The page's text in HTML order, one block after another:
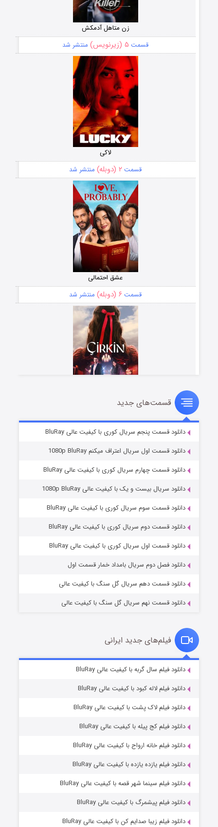
زن متاهل آدمکش
قسمت ۵ (زیرنویس) منتشر شد
لاکی
قسمت ۲ (دوبله) منتشر شد
عشق احتمالی
قسمت ۶ (دوبله) منتشر شد
سریال زشت
قسمت۵ (زیرنویس) منتشر شد
وستی ها
قسمت۱ (زیرنویس) منتشر شد
قسمت۶ (زیرنویس) منتشر شد
قسمت‌های جدید
دانلود قسمت پنجم سریال کوری با کیفیت عالی BluRay
دانلود قسمت اول سریال اعتراف میکنم 1080p BluRay
دانلود قسمت چهارم سریال کوری با کیفیت عالی BluRay
دانلود سریال بیست و یک با کیفیت عالی 1080p BluRay
دانلود قسمت سوم سریال کوری با کیفیت عالی BluRay
دانلود قسمت دوم سریال کوری با کیفیت عالی BluRay
دانلود قسمت اول سریال کوری با کیفیت عالی BluRay
دانلود فصل دوم سریال بامداد خمار قسمت اول
دانلود قسمت دهم سریال گل سنگ با کیفیت عالی
دانلود قسمت نهم سریال گل سنگ با کیفیت عالی
فیلم‌های جدید ایرانی
دانلود فیلم سال گربه با کیفیت عالی BluRay
دانلود فیلم لاله کبود با کیفیت عالی BluRay
دانلود فیلم لاک پشت با کیفیت عالی BluRay
دانلود فیلم کج‌ پیله با کیفیت عالی BluRay
دانلود فیلم خانه ارواح با کیفیت عالی BluRay
دانلود فیلم یازده یازده با کیفیت عالی BluRay
دانلود فیلم سینما شهر قصه با کیفیت عالی BluRay
دانلود فیلم پیشمرگ با کیفیت عالی BluRay
دانلود فیلم زیبا صدایم کن با کیفیت عالی BluRay